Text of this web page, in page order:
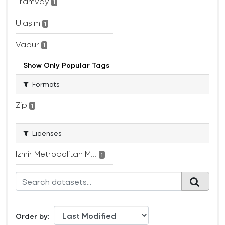
1
Ulaşım 1
Vapur 1
Show Only Popular Tags
Formats
Zip 1
Licenses
Izmir Metropolitan M... 1
Order by